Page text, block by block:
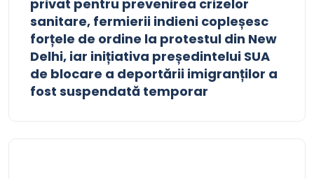
privat pentru prevenirea crizelor
sanitare, fermierii indieni copleșesc
forțele de ordine la protestul din New
Delhi, iar inițiativa președintelui SUA
de blocare a deportării imigranților a
fost suspendată temporar